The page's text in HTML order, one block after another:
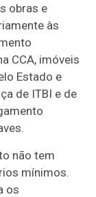
obras e
às
CCA, imóveis
Estado e
de ITBI e de
não tem
mínimos.
os